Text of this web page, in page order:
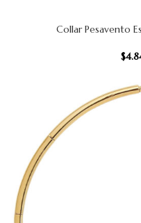
AÑADIR AL CARRITOCollar Pesavento
$